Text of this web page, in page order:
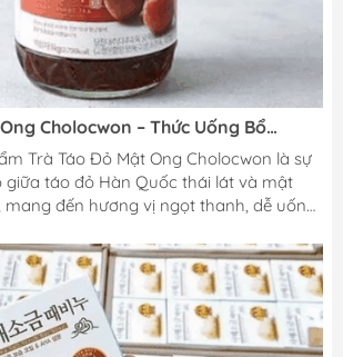
Cholocwon – Thức Uống Bổ
Trà Táo Đỏ Mật Ong Cholocwon là sự
giữa táo đỏ Hàn Quốc thái lát và mật
đến hương vị ngọt thanh, dễ uống
chỉ giúp tăng cường đề kháng mà
cơ thể, bổ máu và thư giãn tinh thần.
biến theo công thức truyền thống Hàn
tự nhiên, không chất bảo quản.
là nhà phân phối...